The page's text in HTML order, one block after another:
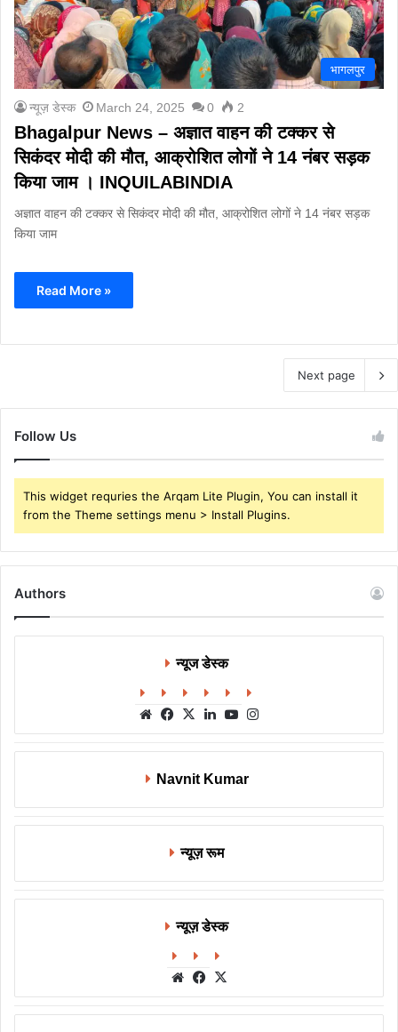
भागलपुर
न्यूज़ डेस्क March 24, 2025 0 2
Bhagalpur News – अज्ञात वाहन की टक्कर से
सिकंदर मोदी की मौत, आक्रोशित लोगों ने 14 नंबर सड़क
किया जाम । INQUILABINDIA
अज्ञात वाहन की टक्कर से सिकंदर मोदी की मौत, आक्रोशित लोगों ने 14 नंबर सड़क
किया जाम
Read More »
Next page
Follow Us
This widget requries the Arqam Lite Plugin, You can install it
from the Theme settings menu > Install Plugins.
Authors
न्यूज डेस्क
WebsiteFacebook
X LinkedInYouTube
Navnit Kumar
न्यूज़ रूम
न्यूज़ डेस्क
WebsiteFacebook